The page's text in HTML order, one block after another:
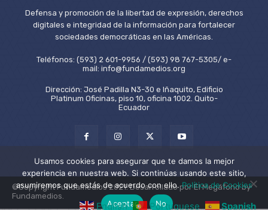
Defensa y promoción de la libertad de expresión, derechos
digitales e integridad de la información para fortalecer
sociedades democráticas en las Américas.
Teléfonos: (593) 2 601-9956 / (593) 98 767-5305/ e-
mail: info@fundamedios.org
Dirección: José Padilla N3-30 e Iñaquito, Edificio
Platinum Oficinas, piso 10, oficina 1002. Quito-
Ecuador
©Copyright Fundamedios 2021. Desarrollado por El Megáfono by
Fundamedios.
English Portuguese Spanish
Usamos cookies para asegurar que te damos la mejor
experiencia en nuestra web. Si continúas usando este sitio,
asumiremos que estás de acuerdo con ello.Política de Cookies
Aceptar
No